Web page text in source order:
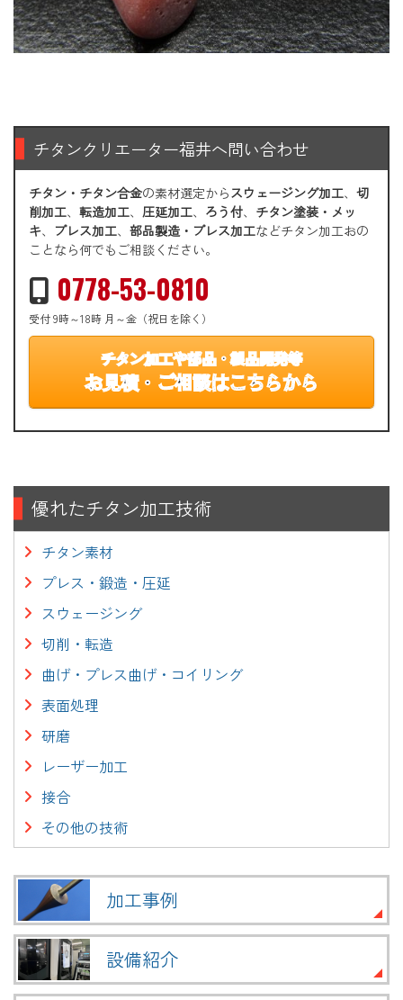
チタンクリエーター福井へ問い合わせ
チタン・チタン合金の素材選定からスウェージング加工、 切
削加工、 転造加工、 圧延加工、 ろう付、 チタン塗装・メッ
キ、 プレス加工、 部品製造・プレス加工などチタン加工おの
ことなら何でもご相談ください。
0778-53-0810
受付 9時～18時 月～金（祝日を除く）
チタン加工や部品・製品開発等
お見積・ご相談はこちらから
優れたチタン加工技術
チタン素材
プレス・鍛造・圧延
スウェージング
切削・転造
曲げ・プレス曲げ・コイリング
表面処理
研磨
レーザー加工
接合
その他の技術
加工事例
設備紹介